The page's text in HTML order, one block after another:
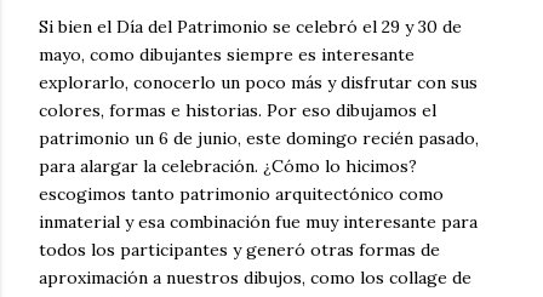
Si bien el Día del Patrimonio se celebró el 29 y 30 de
mayo, como dibujantes siempre es interesante
explorarlo, conocerlo un poco más y disfrutar con sus
colores, formas e historias. Por eso dibujamos el
patrimonio un 6 de junio, este domingo recién pasado,
para alargar la celebración. ¿Cómo lo hicimos?
escogimos tanto patrimonio arquitectónico como
inmaterial y esa combinación fue muy interesante para
todos los participantes y generó otras formas de
aproximación a nuestros dibujos, como los collage de